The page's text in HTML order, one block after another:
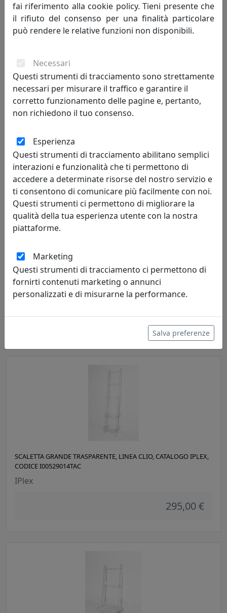
CLIO LINEA BAGNO MENSOLA ROTOLO E RIPIANO, CATALOGO
IPLEX, CODICE I00523021TAC
IPlex
SCALETTA GRANDE BIANCO, LINEA CLIO, CATALOGO IPLEX,
CODICE I00529014O01
IPlex
295,00 €
SCALETTA GRANDE TRASPARENTE, LINEA CLIO, CATALOGO IPLEX,
CODICE I00529014TAC
IPlex
295,00 €
fai riferimento alla cookie policy. Tieni presente che
il rifiuto del consenso per una finalità particolare
può rendere le relative funzioni non disponibili.
Necessari
Questi strumenti di tracciamento sono strettamente
necessari per misurare il traffico e garantire il
corretto funzionamento delle pagine e, pertanto,
non richiedono il tuo consenso.
Esperienza
Questi strumenti di tracciamento abilitano semplici
interazioni e funzionalità che ti permettono di
accedere a determinate risorse del nostro servizio e
ti consentono di comunicare più facilmente con noi.
Questi strumenti ci permettono di migliorare la
qualità della tua esperienza utente con la nostra
piattaforme.
Marketing
Questi strumenti di tracciamento ci permettono di
fornirti contenuti marketing o annunci
personalizzati e di misurarne la performance.
Salva preferenze